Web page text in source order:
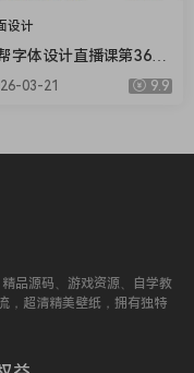
设计
字体设计直播课第36期
【画质不错有素材】
03-21 9.9
品源码、游戏资源、自学教
，超清精美壁纸，拥有独特